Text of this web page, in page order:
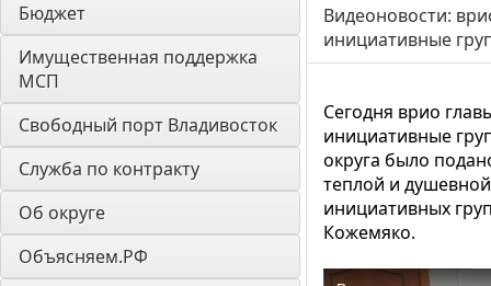
Бюджет
Имущественная поддержка
МСП
Свободный порт Владивосток
Служба по контракту
Об округе
Объясняем.РФ
Видеоновости:
инициативные
Сегодня врио
инициативные
округа было
теплой и
инициативных
Кожемяко.